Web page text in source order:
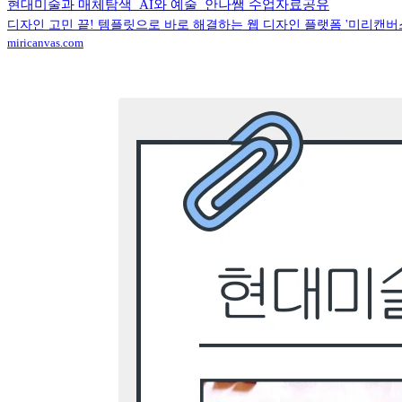
현대미술과 매체탐색_AI와 예술_안나쌤 수업자료공유
디자인 고민 끝! 템플릿으로 바로 해결하는 웹 디자인 플랫폼 '미리캔버
miricanvas.com